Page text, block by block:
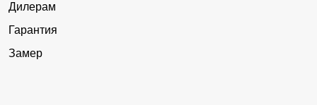
Дилерам
Гарантия
Замер